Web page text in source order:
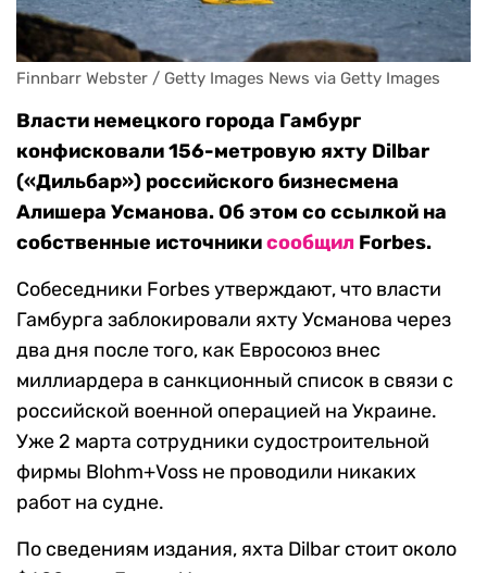
Finnbarr Webster / Getty Images News via Getty Images
Власти немецкого города Гамбург
конфисковали 156-метровую яхту Dilbar
(«Дильбар») российского бизнесмена
Алишера Усманова. Об этом со ссылкой на
собственные источникисообщил Forbes.
Собеседники Forbes утверждают, что власти
Гамбурга заблокировали яхту Усманова через
два дня после того, как Евросоюз внес
миллиардера в санкционный список в связи с
российской военной операцией на Украине.
Уже 2 марта сотрудники судостроительной
фирмы Blohm+Voss не проводили никаких
работ на судне.
По сведениям издания, яхта Dilbar стоит около